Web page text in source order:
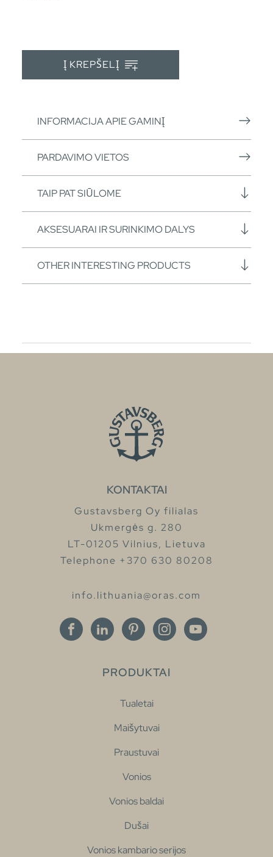
Į KREPŠELĮ
INFORMACIJA APIE GAMINĮ
PARDAVIMO VIETOS
TAIP PAT SIŪLOME
AKSESUARAI IR SURINKIMO DALYS
OTHER INTERESTING PRODUCTS
KONTAKTAI
Gustavsberg Oy filialas
Ukmergės g. 280
LT-01205 Vilnius, Lietuva
Telephone +370 630 80208
info.lithuania@oras.com
PRODUKTAI
Tualetai
Maišytuvai
Praustuvai
Vonios
Vonios baldai
Dušai
Vonios kambario serijos